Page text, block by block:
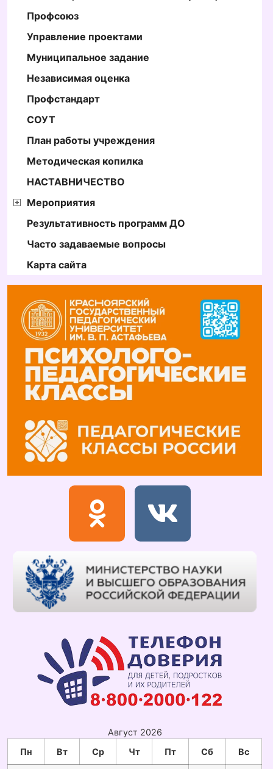
Профсоюз
Управление проектами
Муниципальное задание
Независимая оценка
Профстандарт
СОУТ
План работы учреждения
Методическая копилка
НАСТАВНИЧЕСТВО
Мероприятия
Результативность программ ДО
Часто задаваемые вопросы
Карта сайта
Август 2026
Пн
Вт Ср Чт Пт Сб Вс